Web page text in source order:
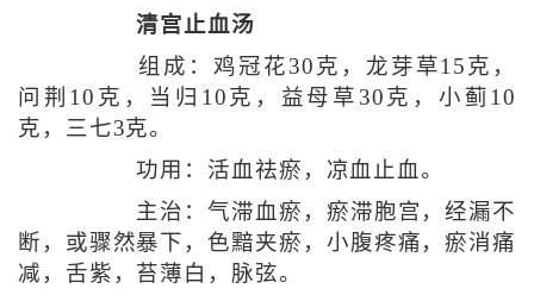
清宫止血汤
组成：鸡冠花30克，龙芽草15克，
问荆10克，当归10克，益母草30克，小蓟10
克，三七3克。
功用：活血祛瘀，凉血止血。
主治：气滞血瘀，瘀滞胞宫，经漏不
断，或骤然暴下，色黯夹瘀，小腹疼痛，瘀消痛
减，舌紫，苔薄白，脉弦。